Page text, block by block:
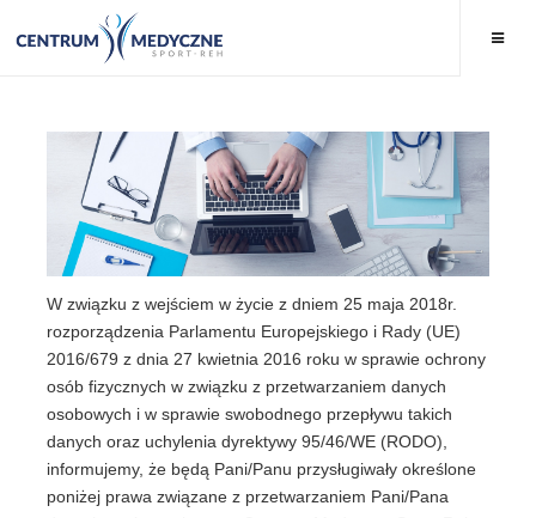
W związku z wejściem w życie z dniem 25 maja 2018r.
rozporządzenia Parlamentu Europejskiego i Rady (UE)
2016/679 z dnia 27 kwietnia 2016 roku w sprawie ochrony
osób fizycznych w związku z przetwarzaniem danych
osobowych i w sprawie swobodnego przepływu takich
danych oraz uchylenia dyrektywy 95/46/WE (RODO),
informujemy, że będą Pani/Panu przysługiwały określone
poniżej prawa związane z przetwarzaniem Pani/Pana